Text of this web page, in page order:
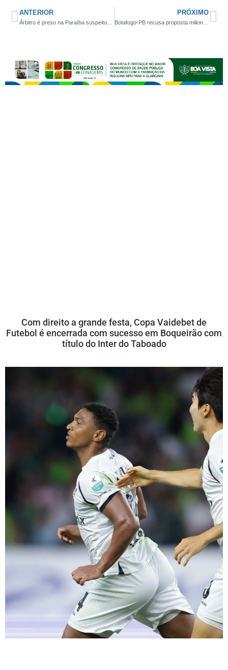
ANTERIOR PRÓXIMO
Botafogo-PB recusa proposta milionária e garante jogo contra o Flamengo no Estádio Almeidão
Com direito a grande festa, Copa Vaidebet de
Futebol é encerrada com sucesso em Boqueirão com
título do Inter do Taboado